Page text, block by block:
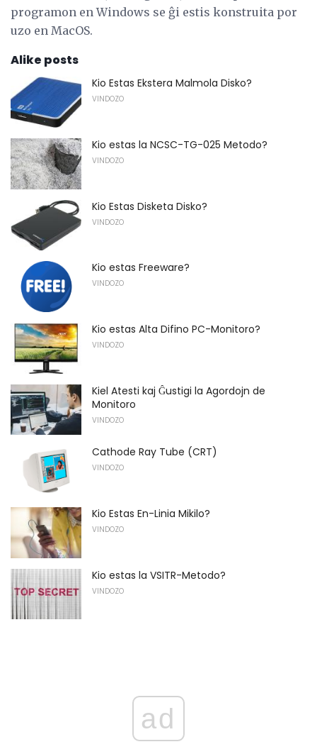
programon en Windows se ĝi estis konstruita por
uzo en MacOS.
Alike posts
Kio Estas Ekstera Malmola Disko?
VINDOZO
Kio estas la NCSC-TG-025 Metodo?
VINDOZO
Kio Estas Disketa Disko?
VINDOZO
Kio estas Freeware?
VINDOZO
Kio estas Alta Difino PC-Monitoro?
VINDOZO
Kiel Atesti kaj Ĝustigi la Agordojn de
Monitoro
VINDOZO
Cathode Ray Tube (CRT)
VINDOZO
Kio Estas En-Linia Mikilo?
VINDOZO
Kio estas la VSITR-Metodo?
VINDOZO
ad